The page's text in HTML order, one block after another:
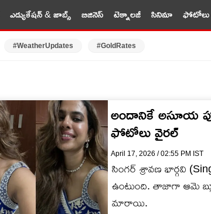
ఎడ్యుకేషన్ & జాబ్స్ బిజినెస్ టెక్నాలజీ సినిమా ఫోటోలు
#WeatherUpdates #GoldRates
అందానికే అసూయ
ఫోటోలు వైర‌ల్
April 17, 2026 / 02:55 PM IST
సింగ‌ర్ శ్రావ‌ణ భార్గ‌వి
ఉంటుంది. తాజాగా ఆమె
మారాయి.